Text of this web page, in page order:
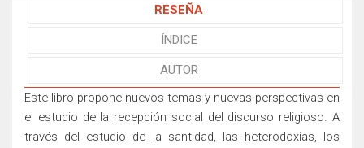
RESEÑA
ÍNDICE
AUTOR
Este libro propone nuevos temas y nuevas perspectivas en
el estudio de la recepción social del discurso religioso. A
través del estudio de la santidad, las heterodoxias, los